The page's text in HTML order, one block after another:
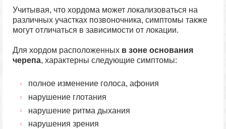
Учитывая, что хордома может локализоваться на
различных участках позвоночника, симптомы также
могут отличаться в зависимости от локации.
Для хордом расположенных в зоне основания
черепа, характерны следующие симптомы:
полное изменение голоса, афония
нарушение глотания
нарушение ритма дыхания
нарушения зрения